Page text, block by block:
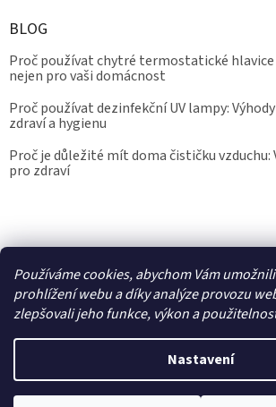
Používáme cookies, abychom Vám
prohlížení webu a díky analýze provozu
zlepšovali jeho funkce, výkon a
Nastavení
BLOG
Proč používat chytré termostatické hlavice
nejen pro vaši domácnost
Proč používat dezinfekční UV lampy:
zdraví a hygienu
Proč je důležité mít doma čističku vzduchu:
pro zdraví
Vytvořil Shoptet
Copyright 2026Epřístroje.cz. Všechna